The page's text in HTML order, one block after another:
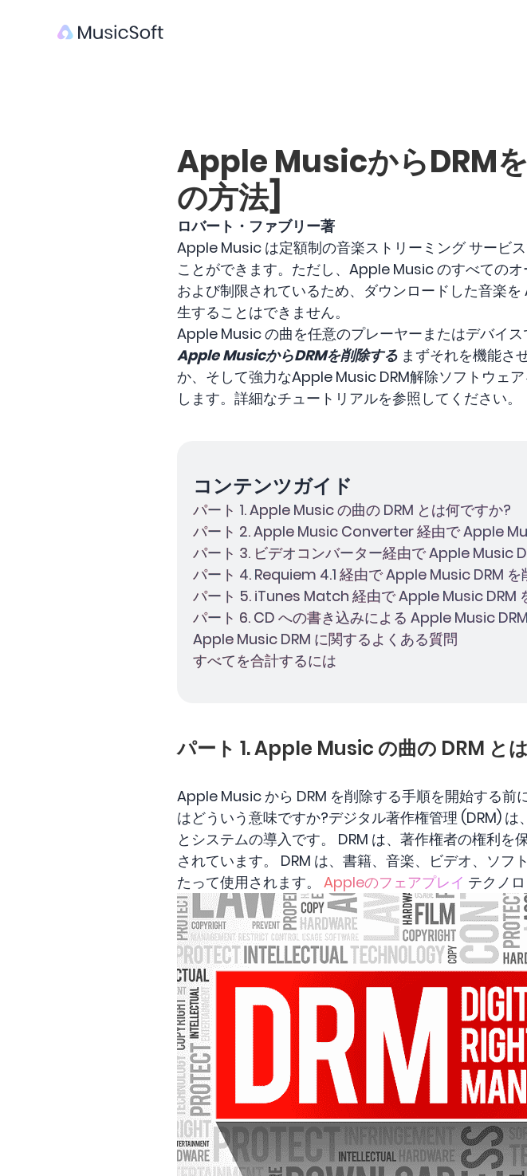
Apple MusicからDRM
の方法]
ロバート・ファブリー著
Apple Music は定額制の音楽ストリーミング サービ
ことができます。ただし、Apple Music のすべての
および制限されているため、ダウンロードした音楽
生することはできません。
Apple Music の曲を任意のプレーヤーまたはデバイス
Apple MusicからDRMを削除する まずそれを機能さ
か、そして強力なApple Music DRM解除ソフトウェ
します。詳細なチュートリアルを参照してください。
コンテンツガイド
パート 1. Apple Music の曲の DRM とは何ですか?
パート 2. Apple Music Converter 経由で Apple
パート 3. ビデオコンバーター経​​由で Apple Music
パート 4. Requiem 4.1 経由で Apple Music DRM を
パート 5. iTunes Match 経由で Apple Music DRM
パート 6. CD への書き込みによる Apple Music
Apple Music DRM に関するよくある質問
すべてを合計するには
パート 1. Apple Music の曲の DRM と
Apple Music から DRM を削除する手順を開始する前
はどういう意味ですか?デジタル著作権管理 (DRM)
とシステムの導入です。 DRM は、著作権者の権利
されています。 DRM は、書籍、音楽、ビデオ、ソ
たって使用されます。 Appleのフェアプレイ テクノ